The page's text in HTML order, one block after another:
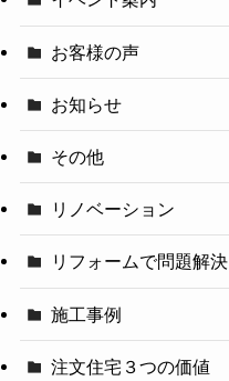
お客様の声
お知らせ
その他
リノベーション
リフォームで問題解決
施工事例
注文住宅３つの価値